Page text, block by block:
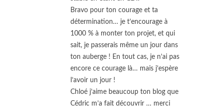
Bravo pour ton courage et ta
détermination… je t’encourage à
1000 % à monter ton projet, et qui
sait, je passerais même un jour dans
ton auberge ! En tout cas, je n’ai pas
encore ce courage là… mais j’espère
l’avoir un jour !
Chloé j’aime beaucoup ton blog que
Cédric m’a fait découvrir … merci